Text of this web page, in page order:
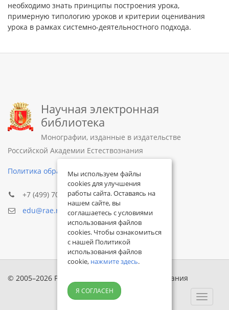
необходимо знать принципы построения урока,
примерную типологию уроков и критерии оценивания
урока в рамках системно-деятельностного подхода.
Научная электронная
библиотека
Монографии, изданные в издательстве
Российской Академии Естествознания
Политика обработки персональных данных
+7 (499) 705-72-30
edu@rae.ru
© 2005–2026 Российская академия естествознания
Toggle
Мы используем файлы
cookies для улучшения
работы сайта. Оставаясь на
нашем сайте, вы
соглашаетесь с условиями
использования файлов
cookies. Чтобы ознакомиться
с нашей Политикой
использования файлов
cookie, нажмите здесь.
Я СОГЛАСЕН